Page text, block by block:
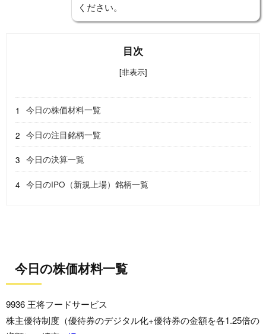
ください。
目次
[非表示]
今日の株価材料一覧
今日の注目銘柄一覧
今日の決算一覧
今日のIPO（新規上場）銘柄一覧
今日の株価材料一覧
9936 王将フードサービス
株主優待制度（優待券のデジタル化+優待券の金額を各1.25倍の